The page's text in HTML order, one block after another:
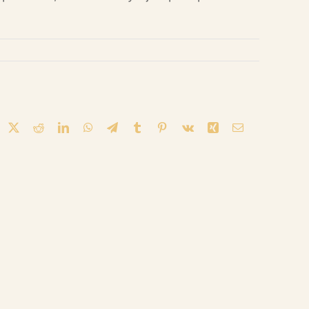
X RedditLinkedInWhatsApp
TelegramTumblr Pinterest
Vk XingCorreo